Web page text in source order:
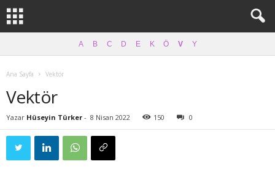
A B C D E K Ö V Y
Ana Sayfa Vektör
Vektör
Yazar Hüseyin Türker - 8 Nisan 2022 150 0